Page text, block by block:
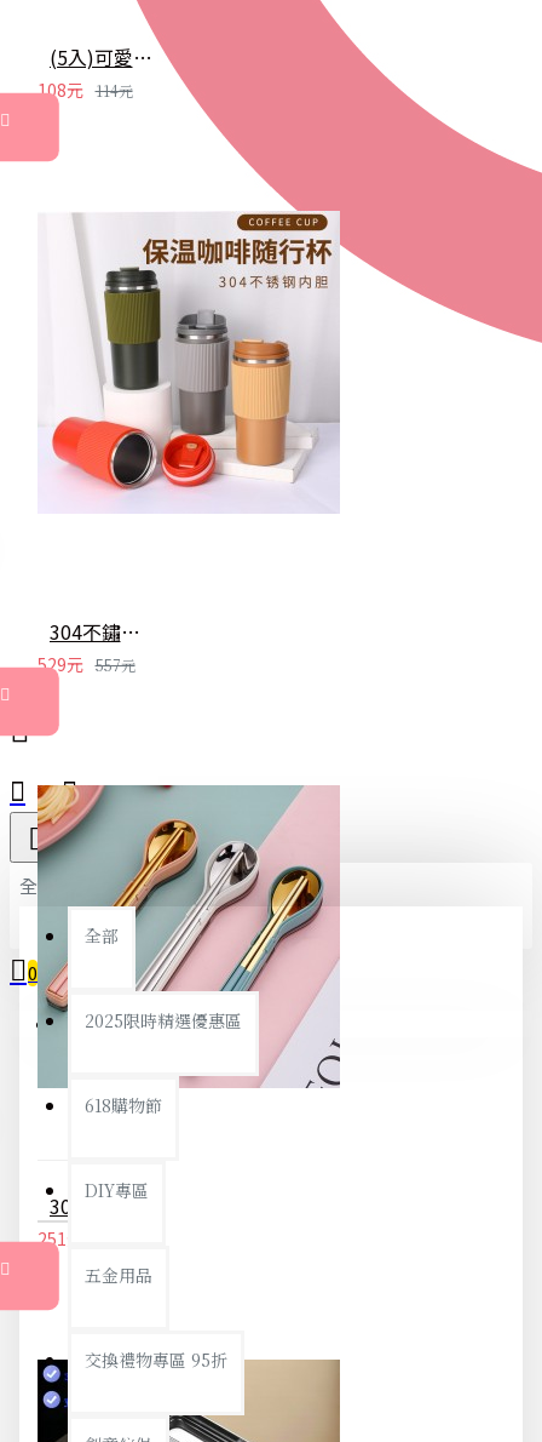
全部
全部
2025限時精選優惠區
618購物節
DIY專區
五金用品
交換禮物專區 95折
0
您的購物車內沒有商品！
(5入)可愛立體貓耳朵髮箍 髮圈 兒童 成人 創意變裝飾品 亮色頭箍
108元 114元
304不鏽鋼咖啡隨行杯 簡約保溫咖啡杯 時尚矽膠防滑保溫杯
529元 557元
304不鏽鋼環保餐具2件組 方便攜帶環保餐具組 旅行學生必備餐具組
251元